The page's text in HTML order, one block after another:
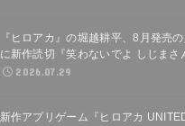
『ヒロアカ』の堀越耕平、8月発売
に新作読切『笑わないでよ しじまさ
2026.07.29
新作アプリゲーム『ヒロアカ